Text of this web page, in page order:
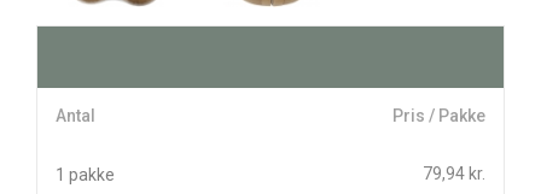
Antal Pris / Pakke
1 pakke 79,94 kr.